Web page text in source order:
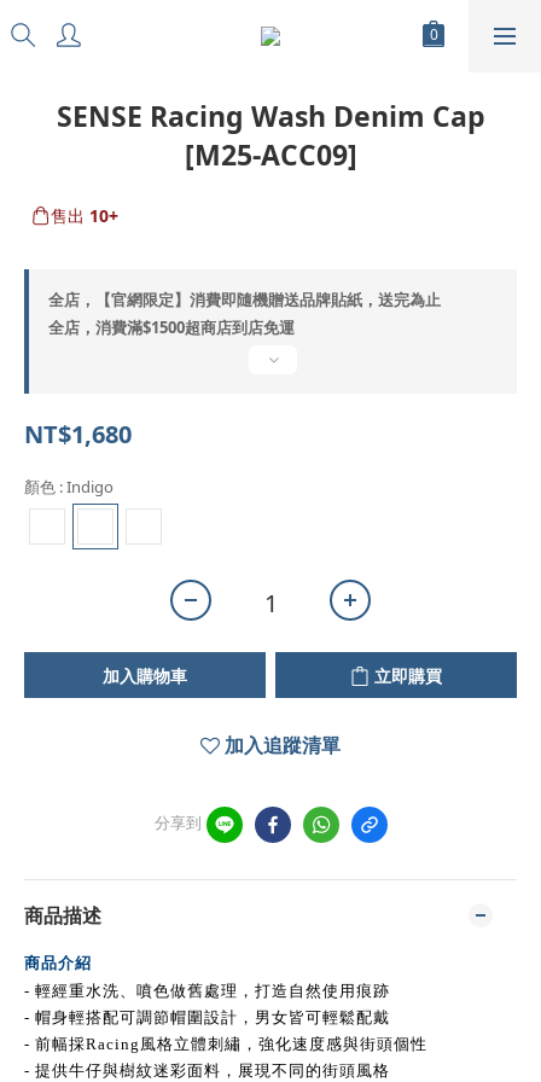
SENSE Racing Wash Denim Cap
[M25-ACC09]
售出 10+
全店，【官網限定】消費即隨機贈送品牌貼紙，送完為止
全店，消費滿$1500超商店到店免運
NT$1,680
顏色 : Indigo
加入購物車 立即購買
加入追蹤清單
分享到
商品描述
商品介紹
- 輕經重水洗、噴色做舊處理，打造自然使用痕跡
- 帽身輕搭配可調節帽圍設計，男女皆可輕鬆配戴
- 前幅採Racing風格立體刺繡，強化速度感與街頭個性
- 提供牛仔與樹紋迷彩面料，展現不同的街頭風格